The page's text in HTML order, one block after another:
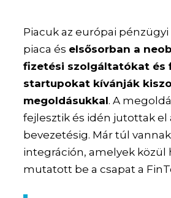
Piacuk az európai
piaca és elsősorban a
fizetési szolgáltatókat és
startupokat kívánják
megoldásukkal. A
fejlesztik és idén jutottak el
bevezetésig. Már túl
integráción, amelyek közül
mutatott be a csapat a